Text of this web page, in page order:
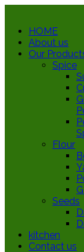
HOME
About us
Our
Spice
Flour
Seeds
kitchen
Contact us